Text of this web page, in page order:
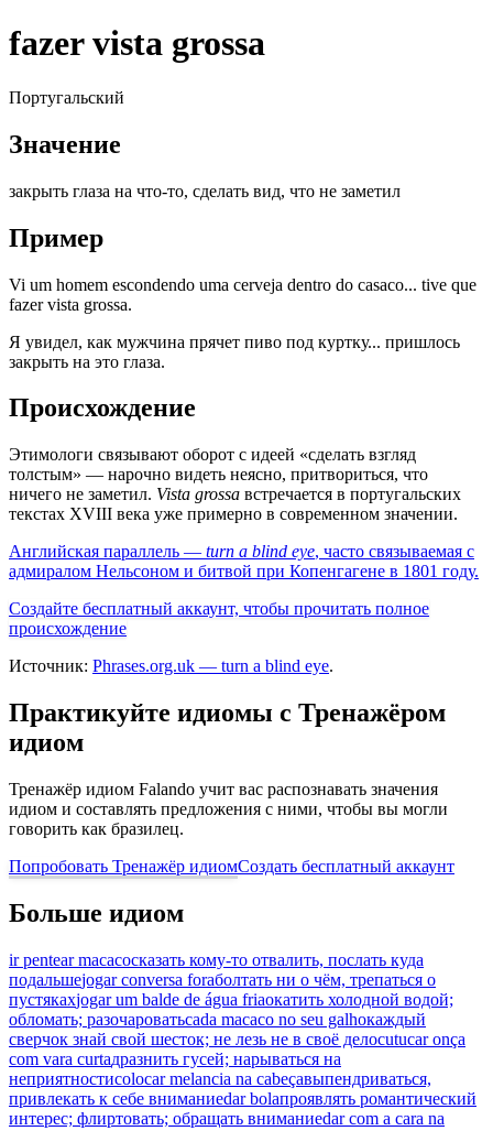
fazer vista grossa
Португальский
Значение
закрыть глаза на что-то, сделать вид, что не заметил
Пример
Vi um homem escondendo uma cerveja dentro do casaco... tive que
fazer vista grossa.
Я увидел, как мужчина прячет пиво под куртку... пришлось
закрыть на это глаза.
Происхождение
Этимологи связывают оборот с идеей «сделать взгляд
толстым» — нарочно видеть неясно, притвориться, что
ничего не заметил. Vista grossa встречается в португальских
текстах XVIII века уже примерно в современном значении.
Английская параллель — turn a blind eye, часто связываемая с
адмиралом Нельсоном и битвой при Копенгагене в 1801 году.
Создайте бесплатный аккаунт, чтобы прочитать полное
происхождение
Источник: Phrases.org.uk — turn a blind eye.
Практикуйте идиомы с Тренажёром
идиом
Тренажёр идиом Falando учит вас распознавать значения
идиом и составлять предложения с ними, чтобы вы могли
говорить как бразилец.
Попробовать Тренажёр идиомСоздать бесплатный аккаунт
Больше идиом
ir pentear macacoсказать кому-то отвалить, послать куда
подальшеjogar conversa foraболтать ни о чём, трепаться о
пустякахjogar um balde de água friaокатить холодной водой;
обломать; разочароватьcada macaco no seu galhoкаждый
сверчок знай свой шесток; не лезь не в своё делоcutucar onça
com vara curtaдразнить гусей; нарываться на
неприятностиcolocar melancia na cabeçaвыпендриваться,
привлекать к себе вниманиеdar bolaпроявлять романтический
интерес; флиртовать; обращать вниманиеdar com a cara na